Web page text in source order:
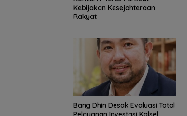
Kebijakan Kesejahteraan
Rakyat
‎Bang Dhin Desak Evaluasi Total
Pelayanan Investasi Kalsel